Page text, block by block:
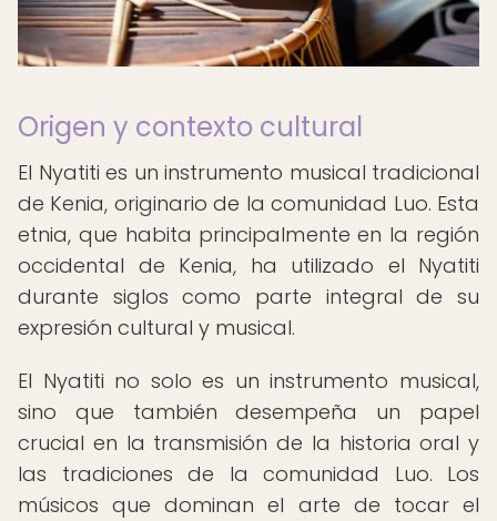
Origen y contexto cultural
El Nyatiti es un instrumento musical tradicional
de Kenia, originario de la comunidad Luo. Esta
etnia, que habita principalmente en la región
occidental de Kenia, ha utilizado el Nyatiti
durante siglos como parte integral de su
expresión cultural y musical.
El Nyatiti no solo es un instrumento musical,
sino que también desempeña un papel
crucial en la transmisión de la historia oral y
las tradiciones de la comunidad Luo. Los
músicos que dominan el arte de tocar el